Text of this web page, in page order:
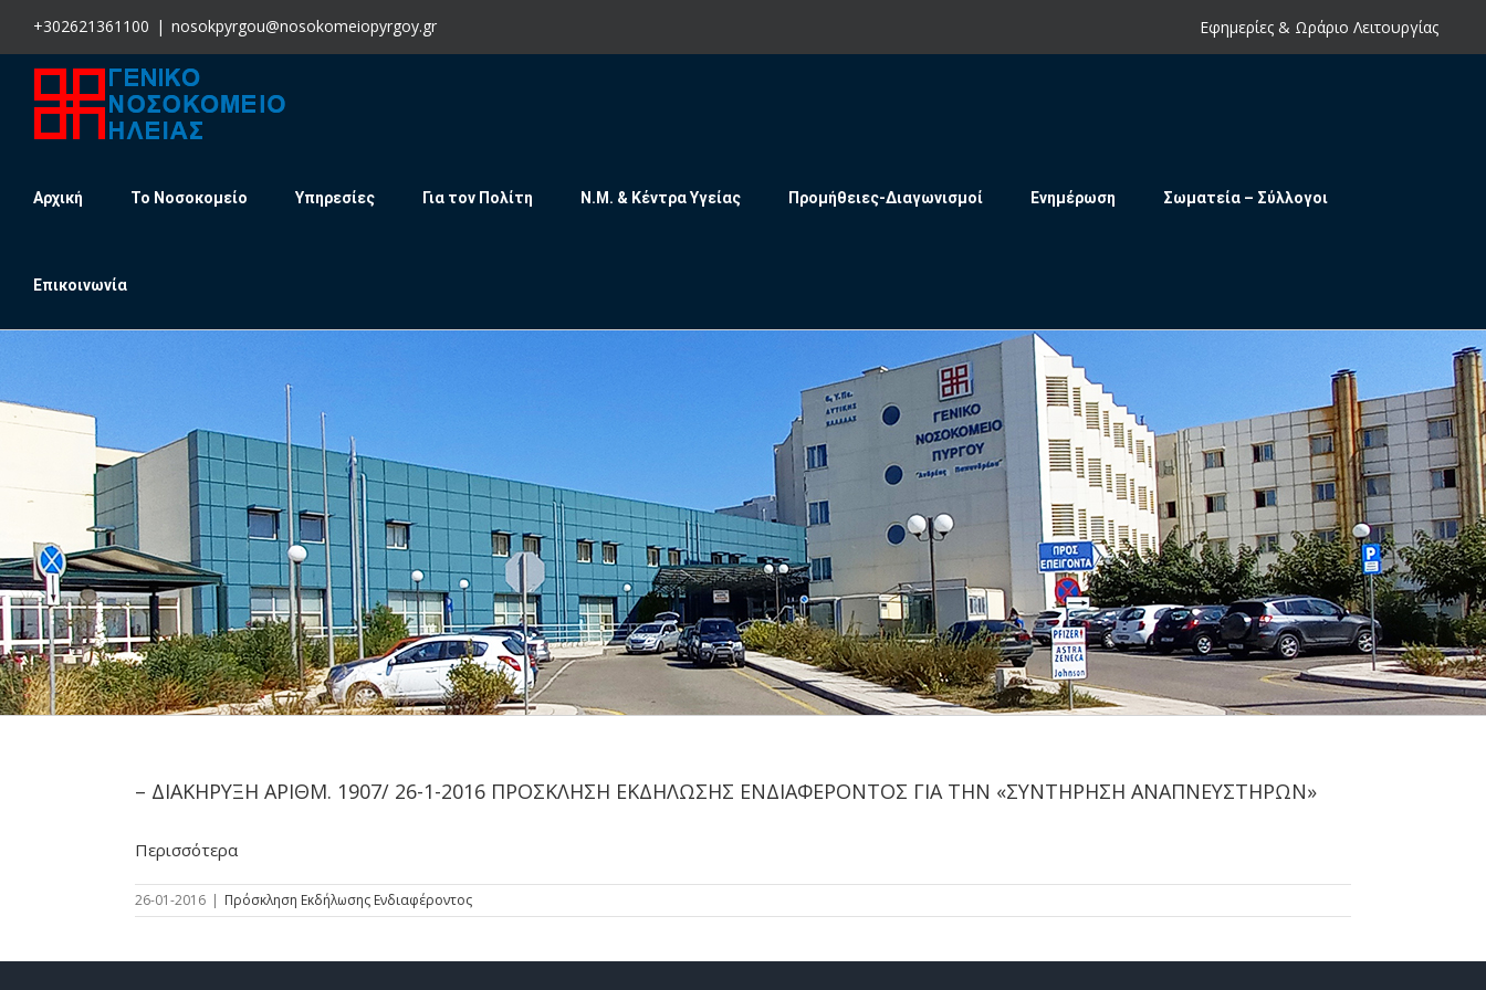
content
+302621361100 | nosokpyrgou@nosokomeiopyrgoy.gr Εφημερίες & Ωράριο Λειτουργίας
Αρχική Το Νοσοκομείο Υπηρεσίες Για τον Πολίτη Ν.Μ. & Κέντρα Υγείας Προμήθειες-Διαγωνισμοί Ενημέρωση Σωματεία – Σύλλογοι
Επικοινωνία
– ΔΙΑΚΗΡΥΞΗ ΑΡΙΘΜ. 1907/ 26-1-2016 ΠΡΟΣΚΛΗΣΗ ΕΚΔΗΛΩΣΗΣ ΕΝΔΙΑΦΕΡΟΝΤΟΣ ΓΙΑ ΤΗΝ «ΣΥΝΤΗΡΗΣΗ ΑΝΑΠΝΕΥΣΤΗΡΩΝ»
Περισσότερα
26-01-2016 | Πρόσκληση Εκδήλωσης Ενδιαφέροντος